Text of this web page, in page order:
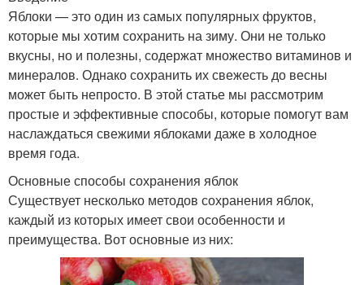
Яблоки — это один из самых популярных фруктов,
которые мы хотим сохранить на зиму. Они не только
вкусны, но и полезны, содержат множество витаминов и
минералов. Однако сохранить их свежесть до весны
может быть непросто. В этой статье мы рассмотрим
простые и эффективные способы, которые помогут вам
наслаждаться свежими яблоками даже в холодное
время года.
Основные способы сохранения яблок
Существует несколько методов сохранения яблок,
каждый из которых имеет свои особенности и
преимущества. Вот основные из них: